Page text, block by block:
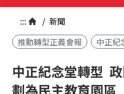
::: / 新聞
推動轉型正義會報
中正紀
中正紀念堂轉型
劃為民主教育園區